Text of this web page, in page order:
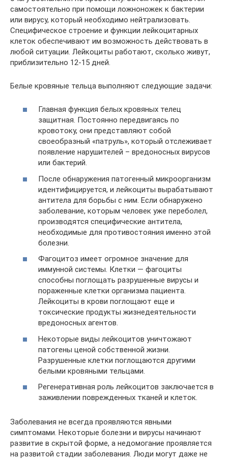
самостоятельно при помощи ложноножек к бактерии
или вирусу, который необходимо нейтрализовать.
Специфическое строение и функции лейкоцитарных
клеток обеспечивают им возможность действовать в
любой ситуации. Лейкоциты работают, сколько живут,
приблизительно 12-15 дней.
Белые кровяные тельца выполняют следующие задачи:
Главная функция белых кровяных телец
защитная. Постоянно передвигаясь по
кровотоку, они представляют собой
своеобразный «патруль», который отслеживает
появление нарушителей – вредоносных вирусов
или бактерий.
После обнаружения патогенный микроорганизм
идентифицируется, и лейкоциты вырабатывают
антитела для борьбы с ним. Если обнаружено
заболевание, которым человек уже переболел,
производятся специфические антитела,
необходимые для противостояния именно этой
болезни.
Фагоцитоз имеет огромное значение для
иммунной системы. Клетки — фагоциты
способны поглощать разрушенные вирусы и
пораженные клетки организма пациента.
Лейкоциты в крови поглощают еще и
токсические продукты жизнедеятельности
вредоносных агентов.
Некоторые виды лейкоцитов уничтожают
патогены ценой собственной жизни.
Разрушенные клетки поглощаются другими
белыми кровяными тельцами.
Регенеративная роль лейкоцитов заключается в
заживлении поврежденных тканей и клеток.
Заболевания не всегда проявляются явными
симптомами. Некоторые болезни и вирусы начинают
развитие в скрытой форме, а недомогание проявляется
на развитой стадии заболевания. Люди могут даже не